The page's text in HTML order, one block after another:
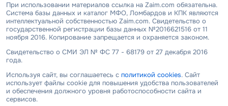
При использовании материалов ссылка на Zaim.com обязательна.
Система базы данных и каталог МФО, Ломбардов и КПК являются
интеллектуальной собственностью Zaim.com. Свидетельство о
государственной регистрации базы данных №2016621516 от 11
ноября 2016. Копирование запрещается и охраняется законом.
Свидетельство о СМИ ЭЛ № ФС 77 - 68179 от 27 декабря 2016
года.
Используя сайт, вы соглашаетесь с политикой cookies. Сайт
использует файлы cookie для повышения удобства пользователей
и обеспечения должного уровня работоспособности сайта и
сервисов.